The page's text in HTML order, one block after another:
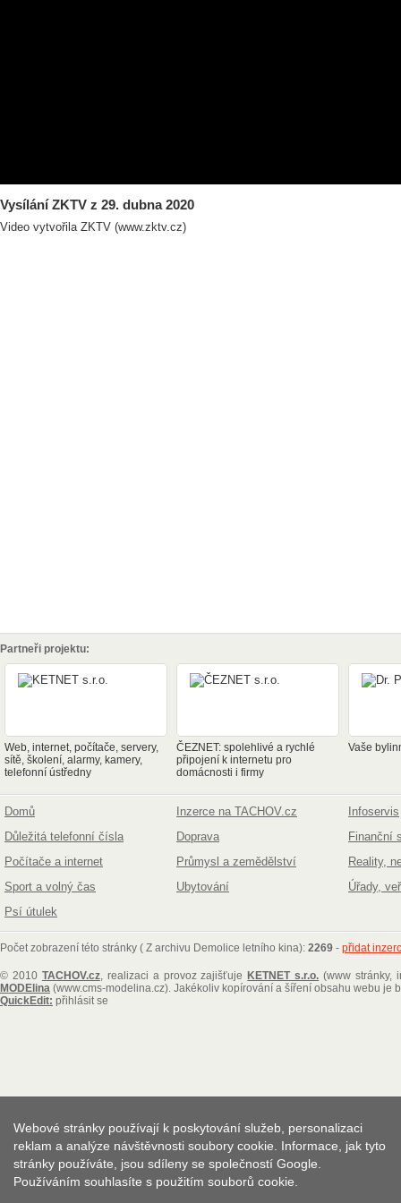
Vysílání ZKTV z 29. dubna 2020
Video vytvořila ZKTV (www.zktv.cz)
Partneři projektu:
Web, internet, počítače, servery,
sítě, školení, alarmy, kamery,
telefonní ústředny
ČEZNET: spolehlivé a rychlé
připojení k internetu pro
domácnosti i firmy
Vaše
Domů Inzerce na TACHOV.cz
Infoservis
Důležitá telefonní čísla
Doprava
Finanční
Počítače a internet
Průmysl a zemědělství
Reality,
Sport a volný čas
Ubytování
Úřady,
Psí útulek
Počet zobrazení této stránky ( Z archivu Demolice letního kina): 2269 - přidat
© 2010 TACHOV.cz, realizaci a provoz zajišťujeKETNET s.r.o. (www stránky,
MODElina (www.cms-modelina.cz) . Jakékoliv kopírování a šíření obsahu webu je
QuickEdit: přihlásit se
Webové stránky používají k poskytování služeb, personalizaci
reklam a analýze návštěvnosti soubory cookie. Informace, jak tyto
stránky používáte, jsou sdíleny se společností Google.
Používáním souhlasíte s použitím souborů cookie.